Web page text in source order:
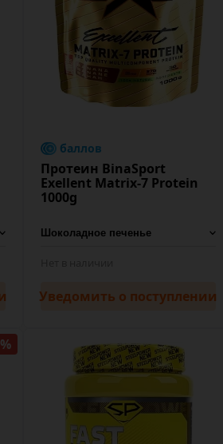
баллов
Протеин BinaSport
Exellent Matrix-7 Protein
1000g
Уведомить о поступлении